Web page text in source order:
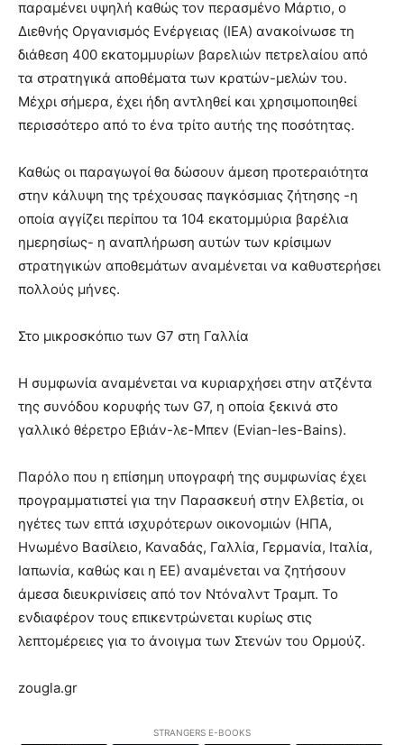
παραμένει υψηλή καθώς τον περασμένο Μάρτιο, ο
Διεθνής Οργανισμός Ενέργειας (IEA) ανακοίνωσε τη
διάθεση 400 εκατομμυρίων βαρελιών πετρελαίου από
τα στρατηγικά αποθέματα των κρατών-μελών του.
Μέχρι σήμερα, έχει ήδη αντληθεί και χρησιμοποιηθεί
περισσότερο από το ένα τρίτο αυτής της ποσότητας.
Καθώς οι παραγωγοί θα δώσουν άμεση προτεραιότητα
στην κάλυψη της τρέχουσας παγκόσμιας ζήτησης -η
οποία αγγίζει περίπου τα 104 εκατομμύρια βαρέλια
ημερησίως- η αναπλήρωση αυτών των κρίσιμων
στρατηγικών αποθεμάτων αναμένεται να καθυστερήσει
πολλούς μήνες.
Στο μικροσκόπιο των G7 στη Γαλλία
Η συμφωνία αναμένεται να κυριαρχήσει στην ατζέντα
της συνόδου κορυφής των G7, η οποία ξεκινά στο
γαλλικό θέρετρο Εβιάν-λε-Μπεν (Evian-les-Bains).
Παρόλο που η επίσημη υπογραφή της συμφωνίας έχει
προγραμματιστεί για την Παρασκευή στην Ελβετία, οι
ηγέτες των επτά ισχυρότερων οικονομιών (ΗΠΑ,
Ηνωμένο Βασίλειο, Καναδάς, Γαλλία, Γερμανία, Ιταλία,
Ιαπωνία, καθώς και η ΕΕ) αναμένεται να ζητήσουν
άμεσα διευκρινίσεις από τον Ντόναλντ Τραμπ. Το
ενδιαφέρον τους επικεντρώνεται κυρίως στις
λεπτομέρειες για το άνοιγμα των Στενών του Ορμούζ.
zougla.gr
STRANGERS E-BOOKS